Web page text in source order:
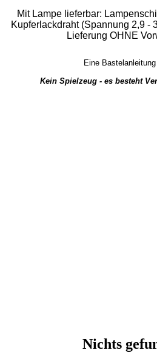
Mit Lampe lieferbar:
Kupferlackdraht (Spannung 2,9 -
Lieferung OHNE
Eine
Kein Spielzeug - es besteht
Nichts